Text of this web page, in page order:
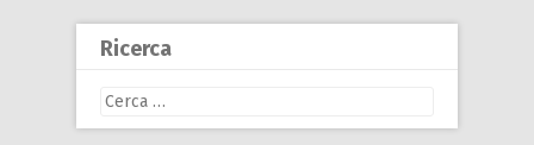
Ricerca
Ricerca